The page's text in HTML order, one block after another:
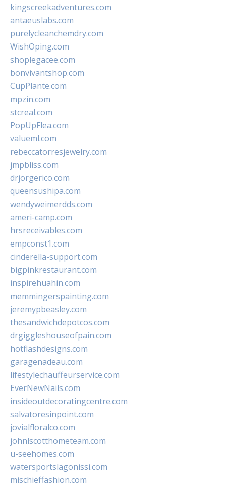
kingscreekadventures.com
antaeuslabs.com
purelycleanchemdry.com
WishOping.com
shoplegacee.com
bonvivantshop.com
CupPlante.com
mpzin.com
stcreal.com
PopUpFlea.com
valueml.com
rebeccatorresjewelry.com
jmpbliss.com
drjorgerico.com
queensushipa.com
wendyweimerdds.com
ameri-camp.com
hrsreceivables.com
empconst1.com
cinderella-support.com
bigpinkrestaurant.com
inspirehuahin.com
memmingerspainting.com
jeremypbeasley.com
thesandwichdepotcos.com
drgiggleshouseofpain.com
hotflashdesigns.com
garagenadeau.com
lifestylechauffeurservice.com
EverNewNails.com
insideoutdecoratingcentre.com
salvatoresinpoint.com
jovialfloralco.com
johnlscotthometeam.com
u-seehomes.com
watersportslagonissi.com
mischieffashion.com